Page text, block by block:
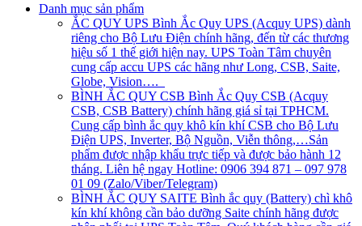
Danh mục sản phẩm
ẮC QUY UPS Bình Ắc Quy UPS (Acquy UPS) dành
riêng cho Bộ Lưu Điện chính hãng, đến từ các thương
hiệu số 1 thế giới hiện nay. UPS Toàn Tâm chuyên
cung cấp accu UPS các hãng như Long, CSB, Saite,
Globe, Vision….
BÌNH ẮC QUY CSB Bình Ắc Quy CSB (Acquy
CSB, CSB Battery) chính hãng giá sỉ tại TPHCM.
Cung cấp bình ắc quy khô kín khí CSB cho Bộ Lưu
Điện UPS, Inverter, Bộ Nguồn, Viễn thông,…Sản
phẩm được nhập khẩu trực tiếp và được bảo hành 12
tháng. Liên hệ ngay Hotline: 0906 394 871 – 097 978
01 09 (Zalo/Viber/Telegram)
BÌNH ẮC QUY SAITE Bình ắc quy (Battery) chì khô
kín khí không cần bảo dưỡng Saite chính hãng được